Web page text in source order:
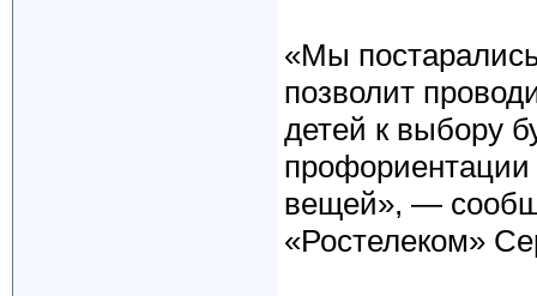
«Мы
позволит
детей к выбору
вещей», —
«Ростелеком»